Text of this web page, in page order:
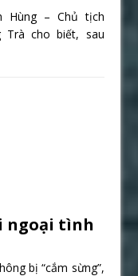
Hùng – Chủ tịch
Trà cho biết, sau
ngoại tình
bị “cắm sừng”,